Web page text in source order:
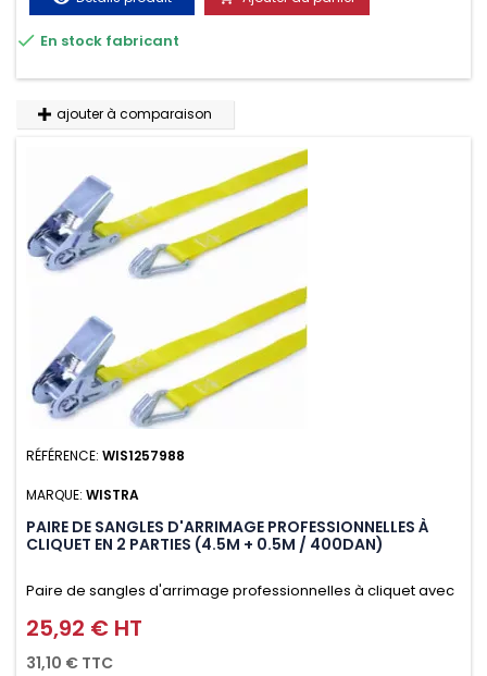
résistante aux UV et aux variations de températures,
n'absorbe pas l'eau.
 En stock fabricant
ajouter à comparaison
RÉFÉRENCE: WIS1257988
MARQUE: WISTRA
PAIRE DE SANGLES D'ARRIMAGE PROFESSIONNELLES À
CLIQUET EN 2 PARTIES (4.5M + 0.5M / 400DAN)
Paire de sangles d'arrimage professionnelles à cliquet avec
crochet en 2 parties (4.5M + 0.5M / 400daN), simple et rapide
d'utilisation. Permet d'arrimer et de sécuriser
Prix
25,92 € HT
31,10 € TTC